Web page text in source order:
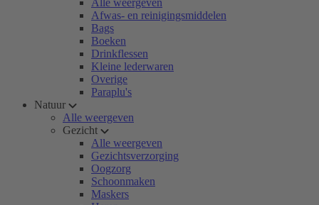
Alle weergeven
Afwas- en reinigingsmiddelen
Bags
Boeken
Drinkflessen
Kleine lederwaren
Overige
Paraplu's
Natuur
Alle weergeven
Gezicht
Alle weergeven
Gezichtsverzorging
Oogzorg
Schoonmaken
Maskers